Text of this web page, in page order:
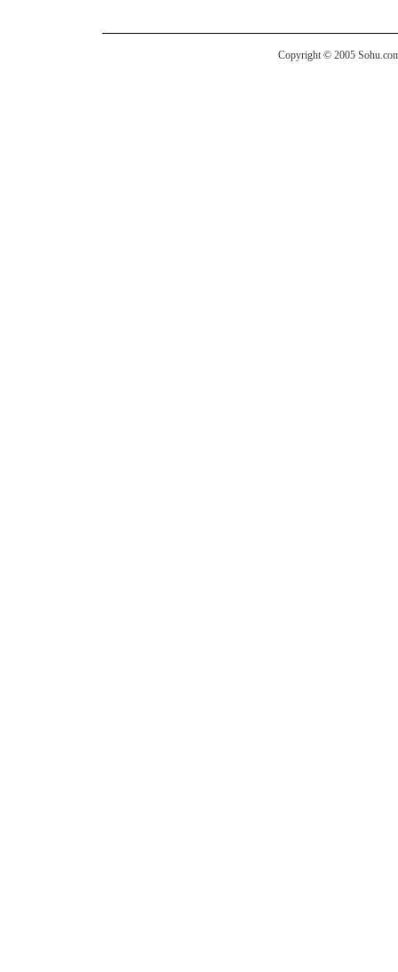
Copyright © 2005